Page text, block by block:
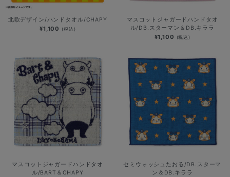
北欧デザイン/ハンドタオル/CHAPY
¥1,100 (税込)
マスコットジャガードハンドタオ
ル/DB.スターマン＆DB.キララ
¥1,100 (税込)
マスコットジャガードハンドタオ
ル/BART＆CHAPY
セミウォッシュたおる/DB.スターマ
ン＆DB.キララ